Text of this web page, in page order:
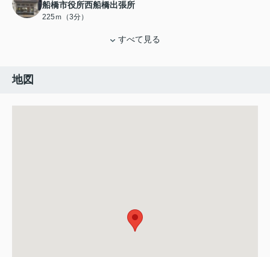
船橋市役所西船橋出張所
225ｍ（3分）
すべて見る
地図